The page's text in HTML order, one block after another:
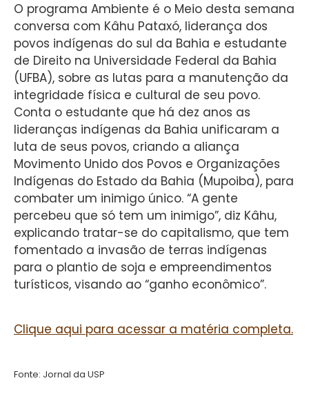
O programa Ambiente é o Meio desta semana
conversa com Kâhu Pataxó, liderança dos
povos indígenas do sul da Bahia e estudante
de Direito na Universidade Federal da Bahia
(UFBA), sobre as lutas para a manutenção da
integridade física e cultural de seu povo.
Conta o estudante que há dez anos as
lideranças indígenas da Bahia unificaram a
luta de seus povos, criando a aliança
Movimento Unido dos Povos e Organizações
Indígenas do Estado da Bahia (Mupoiba), para
combater um inimigo único. “A gente
percebeu que só tem um inimigo”, diz Kâhu,
explicando tratar-se do capitalismo, que tem
fomentado a invasão de terras indígenas
para o plantio de soja e empreendimentos
turísticos, visando ao “ganho econômico”.
Clique aqui para acessar a matéria completa.
Fonte: Jornal da USP